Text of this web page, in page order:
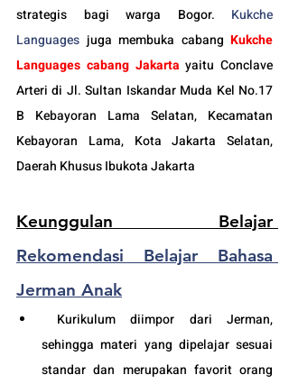
strategis bagi warga Bogor. Kukche
Languages juga membuka cabang Kukche
Languages cabang Jakarta yaitu Conclave
Arteri di Jl. Sultan Iskandar Muda Kel No.17
B Kebayoran Lama Selatan, Kecamatan
Kebayoran Lama, Kota Jakarta Selatan,
Daerah Khusus Ibukota Jakarta
Keunggulan Belajar
Rekomendasi Belajar Bahasa
Jerman Anak
sehingga materi yang dipelajar sesuai
standar dan merupakan favorit orang